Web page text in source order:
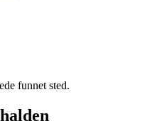
funnet sted.